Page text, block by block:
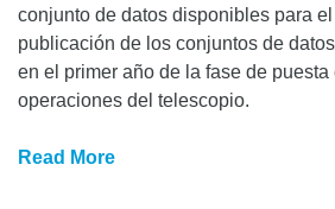
conjunto de datos disponibles para
publicación de los conjuntos de
en el primer año de la fase de puesta
operaciones del telescopio.
Read More